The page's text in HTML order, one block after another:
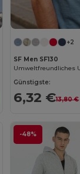
+2
SF Men SF130
Günstigste:
6,32 €13,80 €
-48%